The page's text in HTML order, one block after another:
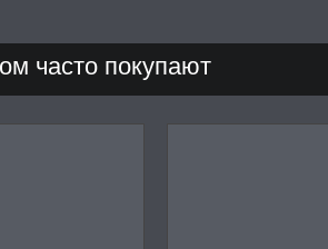
часто покупают